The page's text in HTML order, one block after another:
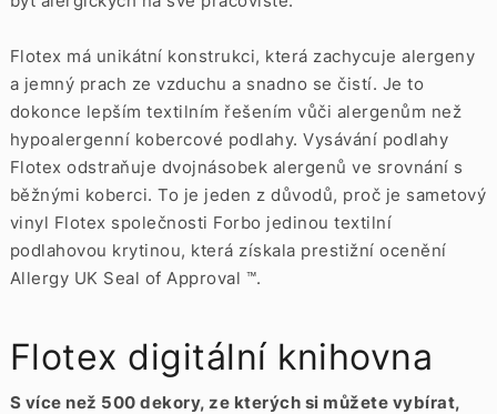
Flotex má unikátní konstrukci, která zachycuje alergeny
a jemný prach ze vzduchu a snadno se čistí. Je to
dokonce lepším textilním řešením vůči alergenům než
hypoalergenní kobercové podlahy. Vysávání podlahy
Flotex odstraňuje dvojnásobek alergenů ve srovnání s
běžnými koberci. To je jeden z důvodů, proč je sametový
vinyl Flotex společnosti Forbo jedinou textilní
podlahovou krytinou, která získala prestižní ocenění
Allergy UK Seal of Approval ™.
Flotex digitální knihovna
S více než 500 dekory, ze kterých si můžete vybírat,